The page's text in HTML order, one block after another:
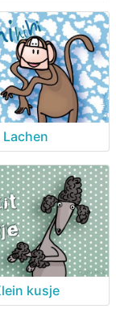
Lachen
kusje